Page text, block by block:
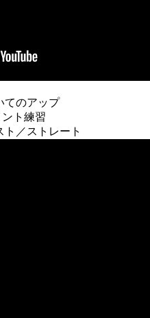
のアップ
ト練習
ストレート